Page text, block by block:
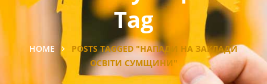
Tag
HOME
POSTS TAGGED "НАПАДИ НА ЗАКЛАДИ
ОСВІТИ СУМЩИНИ"